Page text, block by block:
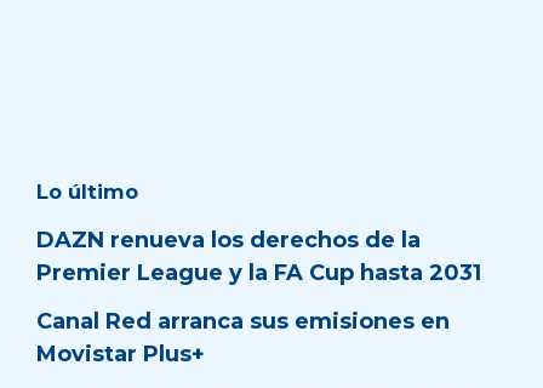
Lo último
DAZN renueva los derechos de la
Premier League y la FA Cup hasta 2031
Canal Red arranca sus emisiones en
Movistar Plus+